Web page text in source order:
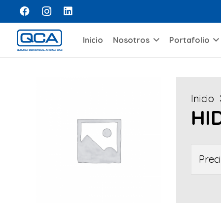
Inicio Nosotros Portafolio
Inicio